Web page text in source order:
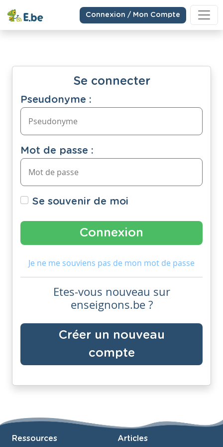
Connexion / Mon Compte
Se connecter
Pseudonyme :
Mot de passe :
Se souvenir de moi
Je ne me souviens pas de mon mot de passe
Etes-vous nouveau sur
enseignons.be ?
Créer un nouveau
compte
Ressources Articles